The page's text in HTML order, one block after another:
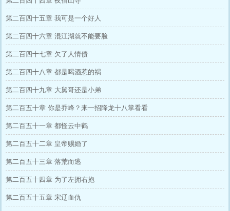
第二百四十五章 我可是一个好人
第二百四十六章 混江湖就不能要脸
第二百四十七章 欠了人情债
第二百四十八章 都是喝酒惹的祸
第二百四十九章 大舅哥还是小弟
第二百五十章 你是乔峰？来一招降龙十八掌看看
第二百五十一章 都怪云中鹤
第二百五十二章 皇帝赐婚了
第二百五十三章 落荒而逃
第二百五十四章 为了左拥右抱
第二百五十五章 宋辽血仇